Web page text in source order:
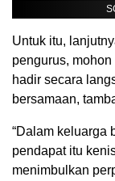
Untuk itu,
pengurus,
hadir secara
bersamaan,
“Dalam keluarga
pendapat itu
menimbulkan